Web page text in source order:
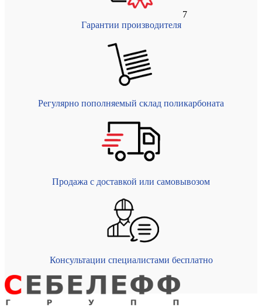
7
Гарантии производителя
Регулярно пополняемый склад поликарбоната
Продажа с доставкой или самовывозом
Консультации специалистами бесплатно